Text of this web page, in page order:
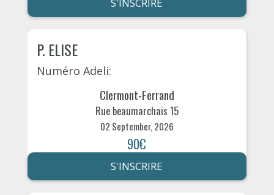
S'INSCRIRE
P. ELISE
Numéro Adeli:
Clermont-Ferrand
Rue beaumarchais 15
02 September, 2026
90€
S'INSCRIRE